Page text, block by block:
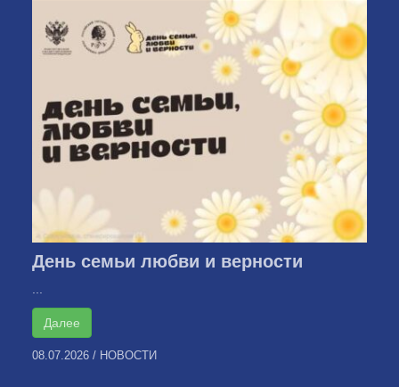
День семьи любви и верности
Далее
08.07.2026 / НОВОСТИ